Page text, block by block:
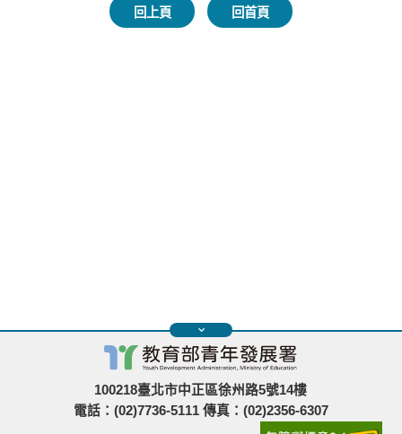
回上頁 回首頁
100218臺北市中正區徐州路5號14樓
電話：(02)7736-5111 傳真：(02)2356-6307